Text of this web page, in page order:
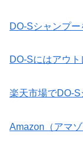
DO-Sシャンプー
DO-Sにはアウ
楽天市場でDO-
Amazon（アマ